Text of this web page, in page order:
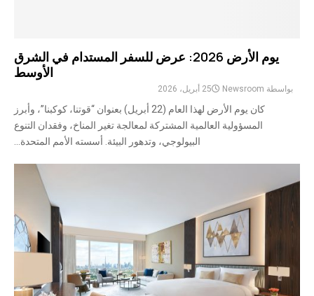
يوم الأرض 2026: عرض للسفر المستدام في الشرق
الأوسط
بواسطة Newsroom 25 أبريل، 2026
كان يوم الأرض لهذا العام (22 أبريل) بعنوان “قوتنا، كوكبنا”، وأبرز
المسؤولية العالمية المشتركة لمعالجة تغير المناخ، وفقدان التنوع
البيولوجي، وتدهور البيئة. أسسته الأمم المتحدة...